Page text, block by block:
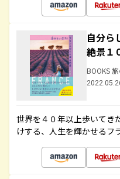
自分ら
絶景１
BOOKS
世界を４０年以上歩いてき
けする、人生を輝かせるフ